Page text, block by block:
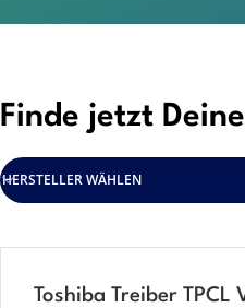
Finde jetzt
HERSTELLER WÄHLEN
Toshiba Treiber TPCL